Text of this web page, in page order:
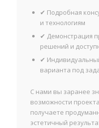
✔ Подробная
и технологиям
✔ Демонстрация
решений и
✔
варианта под
С нами вы заранее
возможности
получаете
эстетичный